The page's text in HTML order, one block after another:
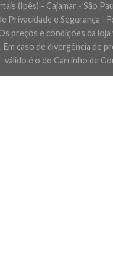
(Ipês) - Cajamar - São
Privacidade e Segurança -
preços e condições da
Em caso de divergência de
válido é o do Carrinho de